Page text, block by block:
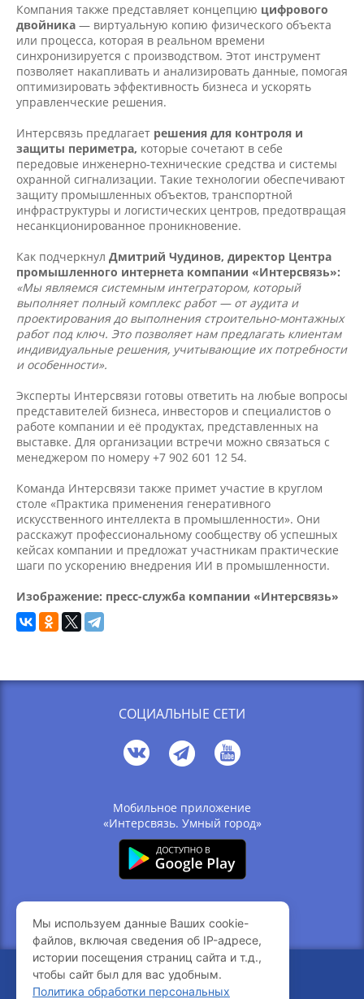
Компания также представляет концепцию цифрового
двойника — виртуальную копию физического объекта
или процесса, которая в реальном времени
синхронизируется с производством. Этот инструмент
позволяет накапливать и анализировать данные, помогая
оптимизировать эффективность бизнеса и ускорять
управленческие решения.
Интерсвязь предлагает решения для контроля и
защиты периметра, которые сочетают в себе
передовые инженерно-технические средства и системы
охранной сигнализации. Такие технологии обеспечивают
защиту промышленных объектов, транспортной
инфраструктуры и логистических центров, предотвращая
несанкционированное проникновение.
Как подчеркнул Дмитрий Чудинов, директор Центра
промышленного интернета компании «Интерсвязь»:
«Мы являемся системным интегратором, который
выполняет полный комплекс работ — от аудита и
проектирования до выполнения строительно-монтажных
работ под ключ. Это позволяет нам предлагать клиентам
индивидуальные решения, учитывающие их потребности
и особенности».
Эксперты Интерсвязи готовы ответить на любые вопросы
представителей бизнеса, инвесторов и специалистов о
работе компании и её продуктах, представленных на
выставке. Для организации встречи можно связаться с
менеджером по номеру +7 902 601 12 54.
Команда Интерсвязи также примет участие в круглом
столе «Практика применения генеративного
искусственного интеллекта в промышленности». Они
расскажут профессиональному сообществу об успешных
кейсах компании и предложат участникам практические
шаги по ускорению внедрения ИИ в промышленности.
Изображение: пресс-служба компании «Интерсвязь»
Мы используем данные Ваших cookie-
файлов, включая сведения об IP-адресе,
истории посещения страниц сайта и т.д.,
чтобы сайт был для вас удобным.
Политика обработки персональных
СОЦИАЛЬНЫЕ СЕТИ
Мобильное приложение
«Интерсвязь. Умный город»
Вакансии
© 2005-2026 Интерсвязь